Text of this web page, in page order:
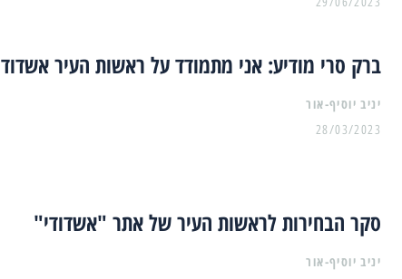
ברק סרי מודיע: אני מתמודד על ראשות העיר אשדוד
יניב יוסיף-אור
28/03/2023
סקר הבחירות לראשות העיר של אתר "אשדודי"
יניב יוסיף-אור